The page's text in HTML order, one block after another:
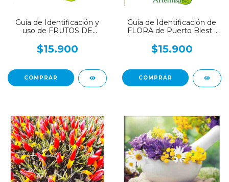
Guía de Identificación y
uso de FRUTOS DE
Patagonia
$15.900
Guía de Identificación de
FLORA de Puerto Blest -
Patagonia
$15.900